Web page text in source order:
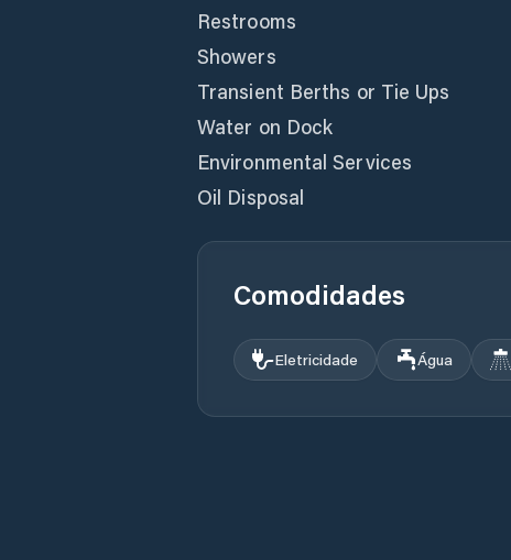
Restrooms
Showers
Transient Berths or Tie Ups
Water on Dock
Environmental Services
Oil Disposal
Comodidades
Eletricidade Água